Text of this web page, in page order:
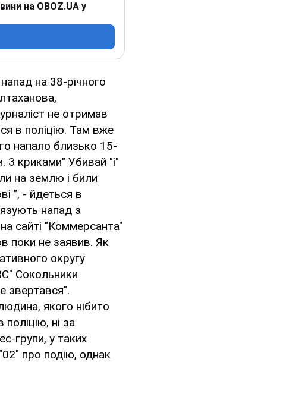
на OBOZ.UA у
на 38-річного
не отримав
в поліцію. Там вже
напало близько 15-
З криками" Убивай "і"
на землю і били
", - йдеться в
напад з
сайті "Коммерсанта"
поки не заявив. Як
округу
Сокольники
звертався".
якого нібито
ні за
групи, у таких
про подію, однак